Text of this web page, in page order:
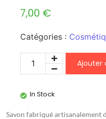
7,00 €
Catégories :
Ajouter
In Stock
Savon fabriqué artisanalement